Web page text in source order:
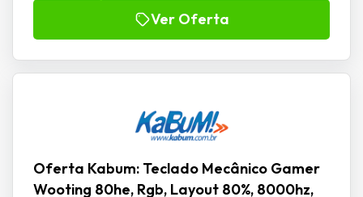
Ver Oferta
Oferta Kabum: Teclado Mecânico Gamer
Wooting 80he, Rgb, Layout 80%, 8000hz,